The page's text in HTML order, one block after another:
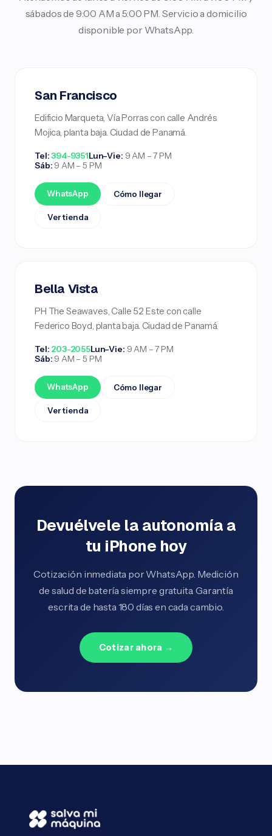
sábados de 9:00 AM a 5:00 PM. Servicio a domicilio
disponible por WhatsApp.
San Francisco
Edificio Marqueta, Vía Porras con calle Andrés
Mojica, planta baja. Ciudad de Panamá.
Tel: 394-9351Lun–Vie: 9 AM – 7 PM
Sáb: 9 AM – 5 PM
WhatsApp Cómo llegar
Ver tienda
Bella Vista
PH The Seawaves, Calle 52 Este con calle
Federico Boyd, planta baja. Ciudad de Panamá.
Tel: 203-2055Lun–Vie: 9 AM – 7 PM
Sáb: 9 AM – 5 PM
WhatsApp Cómo llegar
Ver tienda
Devuélvele la autonomía a
tu iPhone hoy
Cotización inmediata por WhatsApp. Medición
de salud de batería siempre gratuita. Garantía
escrita de hasta 180 días en cada cambio.
Cotizar ahora →